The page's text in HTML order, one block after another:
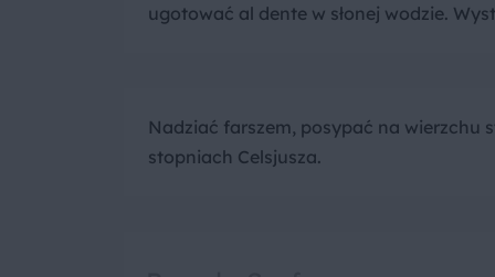
ugotować al dente w słonej wodzie.
Nadziać farszem, posypać na wierzchu
stopniach Celsjusza.